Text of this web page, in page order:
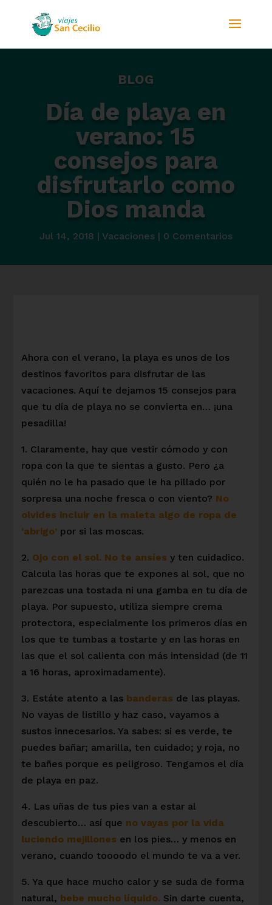
BLOG
Día de playa en
verano: 15
consejos para
disfrutarlo como
Dios manda
Jul 14, 2018 | Vacaciones| 0 Comentarios
Ahora con el verano, la playa es unos de los
destinos favoritos para disfrutar de las
vacaciones. Aquí te dejamos 15 consejos para
que tu día de playa no se convierta en… ¡una
pesadilla!
1. Claramente, hay que vestir cómodo y con
ropa con la que te sientas a gusto. Pero ¿a
quién no le ha pasado que le ha pillado por
sorpresa una noche fresca o con viento? No
olvides incluir en la maleta algo de ropa de
‘abrigo’por si las moscas.
2. Ojo con el sol. No te ansíes y ten cuidadico.
Calcula las horas que te expones al sol, que no
parezcas una tostada ni una gamba en tu día de
playa. Por supuesto, utiliza siempre crema
protectora, especialmente los primeros días en
los que te tumbas a tostarte y en las horas en
las que el sol calienta con más intensidad (de 11
a 16 horas, aproximadamente).
3. Estáte atento a las banderas de las playas.
No vayas de listillo y haz caso, vayamos a
sustos innecesarios. Ya sabes: si es verde, te
puedes bañar; amarilla, ten cuidado; y roja, no
te bañes porque es peligroso. Tengamos el día
de playa en paz.
4. Las uñas de tus pies van a estar al
descubierto… así que no vayas por la vida
luciendo mejillones en los pies… y menos en
verano, cuando toooodo el mundo te va a ver.
5. Ya que hace mucho calor y se suda de forma
natural, bebe mucho líquido.Sin darte cuenta,